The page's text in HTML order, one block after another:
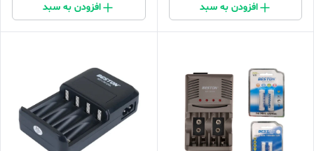
افزودن به سبد افزودن به سبد